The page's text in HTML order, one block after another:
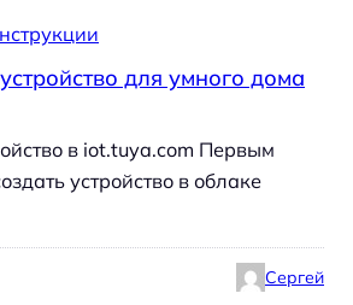
для умного дома
в iot.tuya.com Первым
устройство в облаке
Сергей